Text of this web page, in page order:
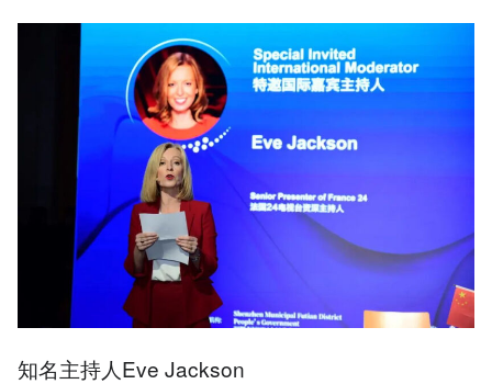
知名主持人Eve Jackson